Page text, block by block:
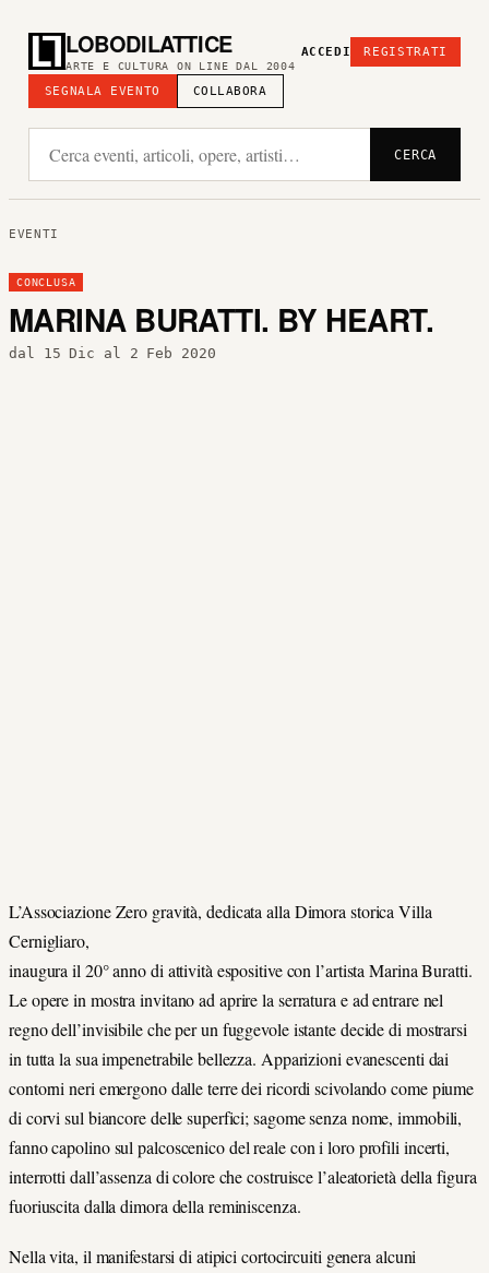
LOBODILATTICE
ARTE E CULTURA ON LINE DAL 2004
SEGNALA EVENTO COLLABORA
ACCEDI REGISTRATI
CERCA
EVENTI
CONCLUSA
MARINA BURATTI. BY HEART.
dal 15 Dic al 2 Feb 2020
L’Associazione Zero gravità, dedicata alla Dimora storica Villa
Cernigliaro,
inaugura il 20° anno di attività espositive con l’artista Marina Buratti.
Le opere in mostra invitano ad aprire la serratura e ad entrare nel
regno dell’invisibile che per un fuggevole istante decide di mostrarsi
in tutta la sua impenetrabile bellezza. Apparizioni evanescenti dai
contorni neri emergono dalle terre dei ricordi scivolando come piume
di corvi sul biancore delle superfici; sagome senza nome, immobili,
fanno capolino sul palcoscenico del reale con i loro profili incerti,
interrotti dall’assenza di colore che costruisce l’aleatorietà della figura
fuoriuscita dalla dimora della reminiscenza.
Nella vita, il manifestarsi di atipici cortocircuiti genera alcuni